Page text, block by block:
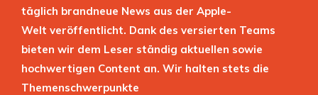
täglich brandneue News aus der Apple-
Welt veröffentlicht. Dank des versierten Teams
bieten wir dem Leser ständig aktuellen sowie
hochwertigen Content an. Wir halten stets die
Themenschwerpunkte